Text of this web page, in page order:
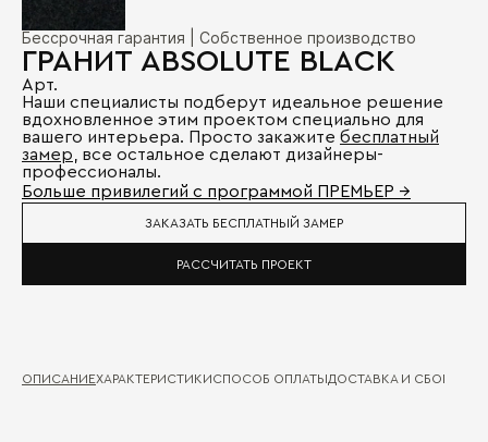
Бессрочная гарантия | Собственное производство
ГРАНИТ ABSOLUTE BLACK
Арт.
Наши специалисты подберут идеальное решение
вдохновленное этим проектом специально для
вашего интерьера. Просто закажите бесплатный
замер , все остальное сделают дизайнеры-
профессионалы.
Больше привилегий с программой ПРЕМЬЕР →
ЗАКАЗАТЬ БЕСПЛАТНЫЙ ЗАМЕР
РАССЧИТАТЬ ПРОЕКТ
ОПИСАНИЕХАРАКТЕРИСТИКИСПОСОБ ОПЛАТЫДОСТАВКА И СБОРКА